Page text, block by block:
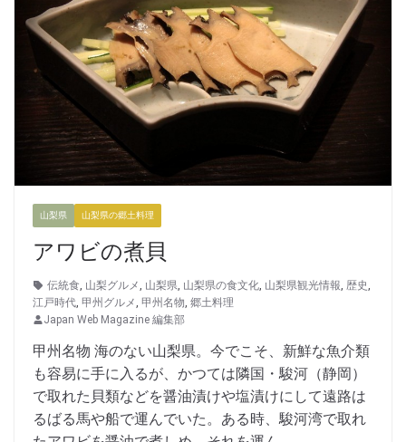
山梨県 山梨県の郷土料理
アワビの煮貝
伝統食 山梨グルメ 山梨県 山梨県の食文化 山梨県観光情報 歴史
江戸時代 甲州グルメ 甲州名物 郷土料理
Japan Web Magazine 編集部
甲州名物 海のない山梨県。今でこそ、新鮮な魚介類
も容易に手に入るが、かつては隣国・駿河（静岡）
で取れた貝類などを醤油漬けや塩漬けにして遠路は
るばる馬や船で運んでいた。ある時、駿河湾で取れ